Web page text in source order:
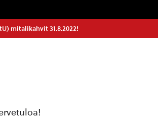
mitalikahvit 31.8.2022!